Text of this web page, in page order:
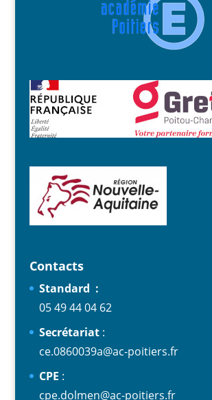
Contacts
Standard :
05 49 44 04 62
Secrétariat:
ce.0860039a@ac-poitiers.fr
CPE :
cpe.dolmen@ac-poitiers.fr